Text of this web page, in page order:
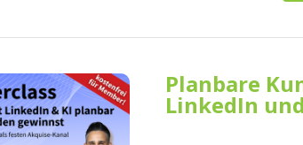
Planbare
LinkedIn